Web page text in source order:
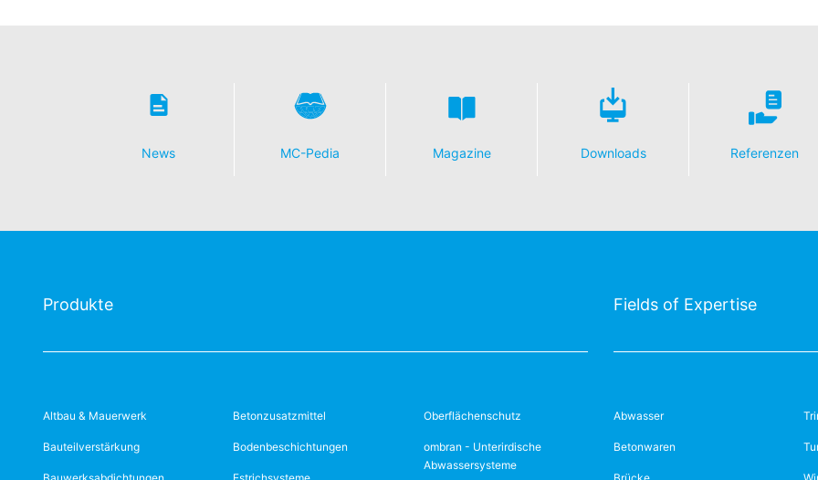
News MC-Pedia Magazine Downloads Referenzen
Produkte
Altbau & Mauerwerk
Bauteilverstärkung
Betonzusatzmittel
Bodenbeschichtungen
Oberflächenschutz
ombran - Unterirdische
Abwassersysteme
Fields of Expertise
Abwasser
Betonwaren